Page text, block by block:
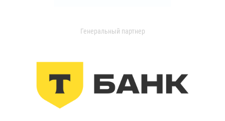
Генеральный партнер